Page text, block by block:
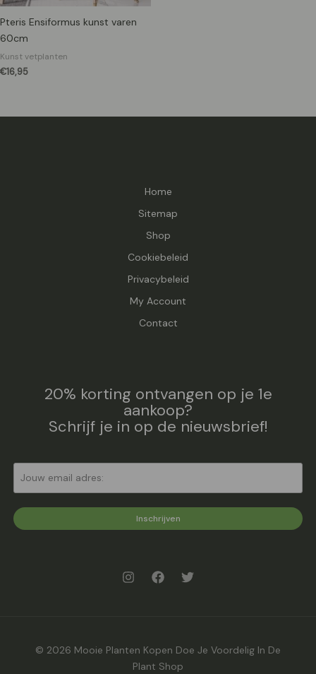
Pteris Ensiformus kunst varen
60cm
Kunst vetplanten
€16,95
Home
Sitemap
Shop
Cookiebeleid
Privacybeleid
My Account
Contact
20% korting ontvangen op je 1e
aankoop?
Schrijf je in op de nieuwsbrief!
Inschrijven
© 2026 Mooie Planten Kopen Doe Je Voordelig In De
Plant Shop